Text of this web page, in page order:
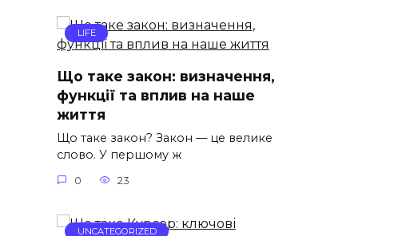
LIFE
Що таке закон: визначення,
функції та вплив на наше
життя
Що таке закон? Закон — це велике
слово. У першому ж
0 23
UNCATEGORIZED